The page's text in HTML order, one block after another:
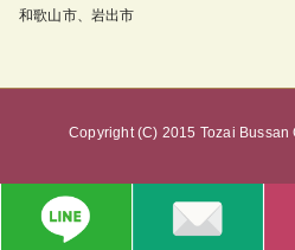
和歌山市、岩出市
Copyright (C) 2015 Tozai Bussan